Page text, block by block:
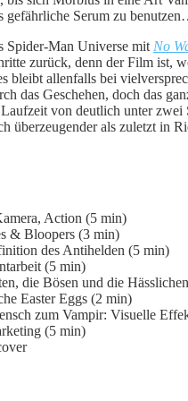
gefährliche Serum zu
Spider-Man Universe mit No
zurück, denn der Film ist,
bleibt allenfalls bei
das Geschehen, doch das
von deutlich unter zwei
überzeugender als zuletzt in
Action (5 min)
& Bloopers (3 min)
des Antihelden (5 min)
(5 min)
die Bösen und die
Easter Eggs (2 min)
zum Vampir: Visuelle
(5 min)